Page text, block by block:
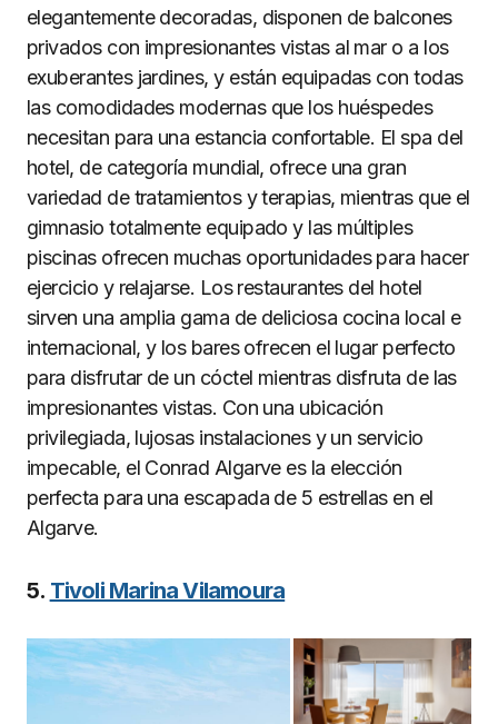
elegantemente decoradas, disponen de balcones
privados con impresionantes vistas al mar o a los
exuberantes jardines, y están equipadas con todas
las comodidades modernas que los huéspedes
necesitan para una estancia confortable. El spa del
hotel, de categoría mundial, ofrece una gran
variedad de tratamientos y terapias, mientras que el
gimnasio totalmente equipado y las múltiples
piscinas ofrecen muchas oportunidades para hacer
ejercicio y relajarse. Los restaurantes del hotel
sirven una amplia gama de deliciosa cocina local e
internacional, y los bares ofrecen el lugar perfecto
para disfrutar de un cóctel mientras disfruta de las
impresionantes vistas. Con una ubicación
privilegiada, lujosas instalaciones y un servicio
impecable, el Conrad Algarve es la elección
perfecta para una escapada de 5 estrellas en el
Algarve.
5. Tivoli Marina Vilamoura